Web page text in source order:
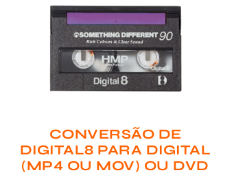
CONVERSÃO DE
DIGITAL8 PARA DIGITAL
(MP4 OU MOV) OU DVD